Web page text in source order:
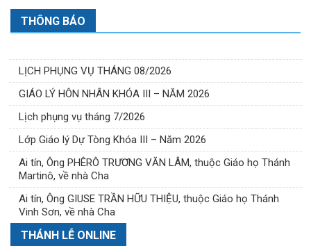
THÔNG BÁO
LỊCH PHỤNG VỤ THÁNG 08/2026
GIÁO LÝ HÔN NHÂN KHÓA III – NĂM 2026
Lịch phụng vụ tháng 7/2026
Lớp Giáo lý Dự Tòng Khóa III – Năm 2026
Ai tín, Ông PHÊRÔ TRƯƠNG VĂN LÂM, thuộc Giáo họ Thánh
Martinô, về nhà Cha
Ai tín, Ông GIUSE TRẦN HỮU THIỆU, thuộc Giáo họ Thánh
Vinh Sơn, về nhà Cha
THÁNH LỄ ONLINE